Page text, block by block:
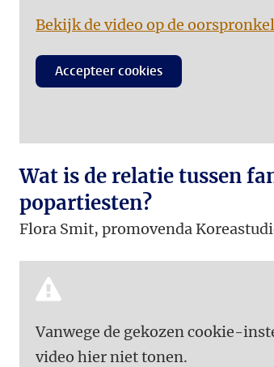
Bekijk de video op de
Accepteer cookies
Wat is de relatie tussen
popartiesten?
Flora Smit, promovenda
Vanwege de gekozen cookie-
video hier niet tonen.